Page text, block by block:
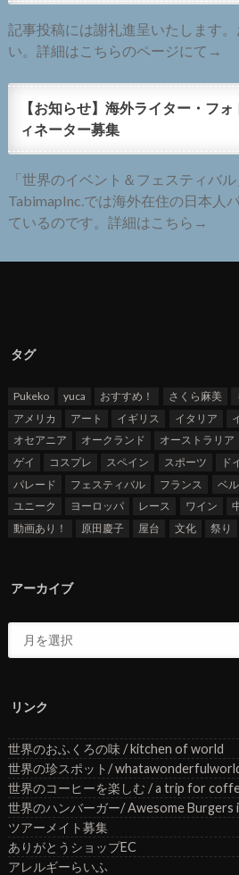
記事投稿には謝礼進呈いたします
い。詳細はこちらのページにて→
【お知らせ】海外ライター・フ
ィネーター募集
「世界のイベント＆フェスティバ
TabimapInc.では海外在住の日本人
ているのです。詳細はこちら→
タグ
Pukeko yuca おすすめ！ さくら麻美
アメリカ
アート イギリス イタリア
オセアニア
オークランド オーストラリア
ゲイ
コスプレ スペイン スポーツ ド
パレード
フェスティバル フランス ベ
ユニーク
ヨーロッパ レース ワイン
動画あり！
原田慶子 屋台 文化 祭り
アーカイブ
リンク
世界のおふくろの味 / kitchen of world
世界の珍スポット/
世界のコーヒーを楽しむ / a trip for
世界のハンバーガー/ Awesome Burgers
ツアーメイト募集
ありがとうショップEC
アレルギーらいふ